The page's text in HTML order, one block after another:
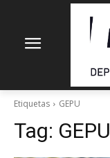
Etiquetas GEPU
Tag: GEPU